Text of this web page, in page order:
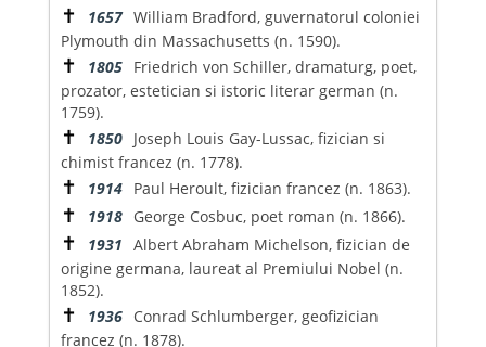
✝ 1657 William Bradford, guvernatorul coloniei
Plymouth din Massachusetts (n. 1590).
✝ 1805 Friedrich von Schiller, dramaturg, poet,
prozator, estetician si istoric literar german (n.
1759).
✝ 1850 Joseph Louis Gay-Lussac, fizician si
chimist francez (n. 1778).
✝ 1914 Paul Heroult, fizician francez (n. 1863).
✝ 1918 George Cosbuc, poet roman (n. 1866).
✝ 1931 Albert Abraham Michelson, fizician de
origine germana, laureat al Premiului Nobel (n.
1852).
✝ 1936 Conrad Schlumberger, geofizician
francez (n. 1878).